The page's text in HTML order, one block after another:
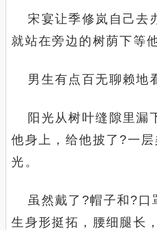
宋宴让季修岚自己去
就站在旁边的树荫下等他
男生有点百无聊赖地
阳光从树叶缝隙里漏
他身上，给他披了?一
光。
虽然戴了?帽子和?口
生身形挺拓，腰细腿长